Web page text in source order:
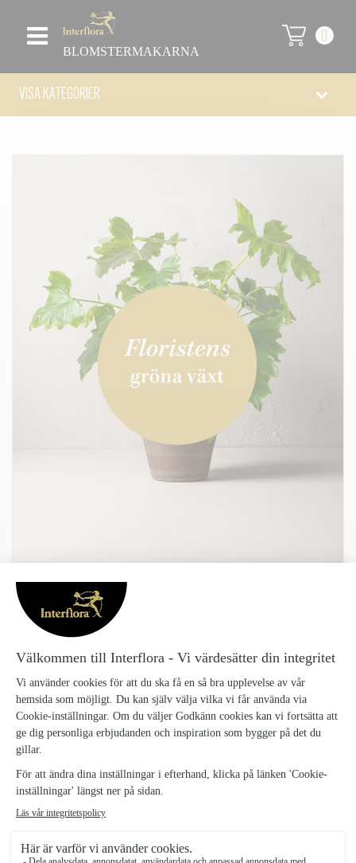
BLOMSTERMAKARNA
0
VISA KATEGORIER
FLORISTENS GRÖNA KRUKVÄXT,
LITEN
Floristens-grona-krukvaxt-liten_2
Floristens gröna krukväxt innebär att våra kunniga florister väljer ut
en vacker grönskande växt i säsong. Låt våra florister hjälpa dig att